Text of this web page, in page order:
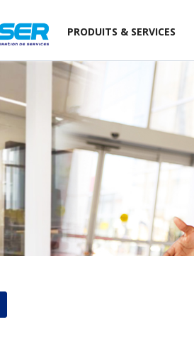
PRODUITS & SERVICES